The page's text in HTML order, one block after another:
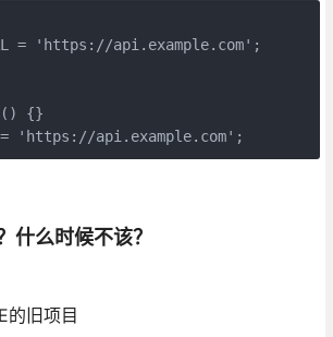
= 'https://api.example.com';
{}
= 'https://api.example.com';
什么时候不该？
的旧项目